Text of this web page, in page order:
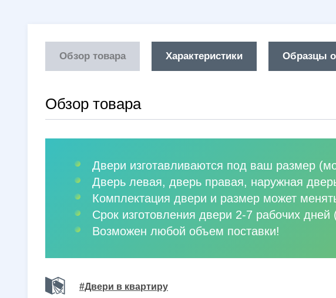
Обзор товара Характеристики Образцы
Обзор товара
Двери изготавливаются под ваш размер
Дверь левая, дверь правая, наружная
Комплектация двери и размер может
Срок изготовления двери 2-7 рабочих
Возможен любой объем поставки!
#Двери в квартиру